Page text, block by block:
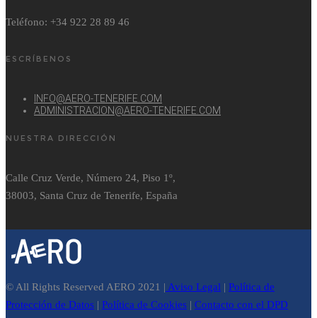
Teléfono: +34 922 28 89 46
ESCRÍBENOS
INFO@AERO-TENERIFE.COM
ADMINISTRACION@AERO-TENERIFE.COM
NUESTRA DIRECCIÓN
Calle Cruz Verde, Número 24, Piso 1º,
38003, Santa Cruz de Tenerife, España
© All Rights Reserved AERO 2021 | Aviso Legal | Política de
Protección de Datos | Política de Cookies | Contacto con el DPD